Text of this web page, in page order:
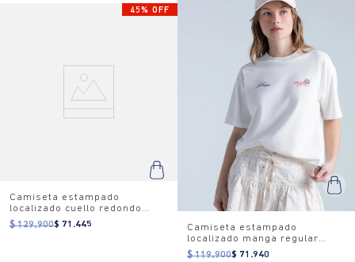
45% OFF
Camiseta estampado
localizado cuello redondo
para mujer
$ 129.900$ 71.445
Camiseta estampado
localizado manga regular
cuello redondo para mujer
$ 119.900$ 71.940